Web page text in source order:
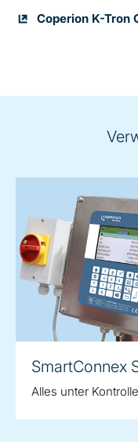
Coperion K-Tron
SmartConnex
Alles unter Kontrolle